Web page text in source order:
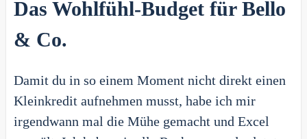
Das Wohlfühl-Budget für Bello
& Co.
Damit du in so einem Moment nicht direkt einen
Kleinkredit aufnehmen musst, habe ich mir
irgendwann mal die Mühe gemacht und Excel